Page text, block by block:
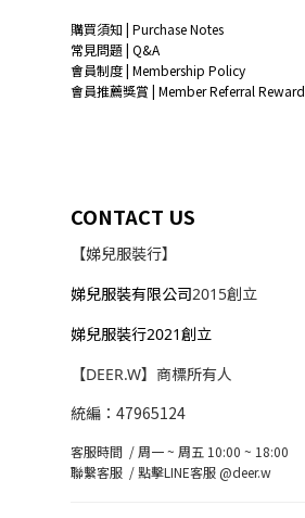
購買須知 | Purchase Notes
常見問題 | Q&A
會員制度 | Membership Policy
會員推薦獎賞 | Member Referral Reward
CONTACT US
【娣兒服裝行】
娣兒服裝有限公司2015創立
娣兒服裝行2021創立
【DEER.W】商標所有人
統編：47965124
客服時間 / 周一 ~ 周五 10:00 ~ 18:00
聯繫客服 /點擊LINE客服 @deer.w